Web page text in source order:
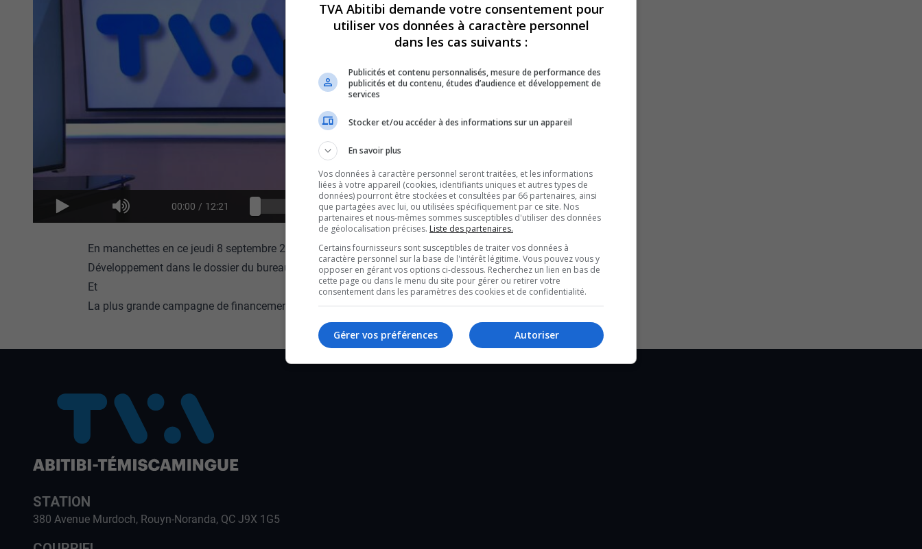
00:00 / 12:21
En manchettes en ce jeudi 8 septembre 2022 :
Développement dans le dossier du bureau de projet pour sécuriser la route 117.
Et
La plus grande campagne de financement de l’histoire de l’UQAT!
STATION
380 Avenue Murdoch, Rouyn-Noranda, QC J9X 1G5
TVA Abitibi demande votre consentement pour
utiliser vos données à caractère personnel
dans les cas suivants :
Publicités et contenu personnalisés, mesure de performance des
publicités et du contenu, études d’audience et développement de
services
Stocker et/ou accéder à des informations sur un appareil
En savoir plus
Vos données à caractère personnel seront traitées, et les informations
liées à votre appareil (cookies, identifiants uniques et autres types de
données) pourront être stockées et consultées par 66 partenaires, ainsi
que partagées avec lui, ou utilisées spécifiquement par ce site. Nos
partenaires et nous-mêmes sommes susceptibles d'utiliser des données
de géolocalisation précises. Liste des partenaires.
Certains fournisseurs sont susceptibles de traiter vos données à
caractère personnel sur la base de l'intérêt légitime. Vous pouvez vous y
opposer en gérant vos options ci-dessous. Recherchez un lien en bas de
cette page ou dans le menu du site pour gérer ou retirer votre
consentement dans les paramètres des cookies et de confidentialité.
Autoriser
Gérer vos préférences